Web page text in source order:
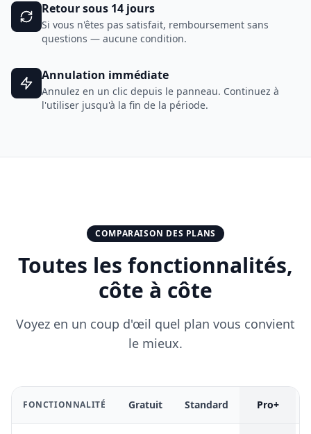
Retour sous 14 jours
Si vous n'êtes pas satisfait, remboursement sans
questions — aucune condition.
Annulation immédiate
Annulez en un clic depuis le panneau. Continuez à
l'utiliser jusqu'à la fin de la période.
COMPARAISON DES PLANS
Toutes les fonctionnalités,
côte à côte
Voyez en un coup d'œil quel plan vous convient
le mieux.
FONCTIONNALITÉ Gratuit Standard Pro+